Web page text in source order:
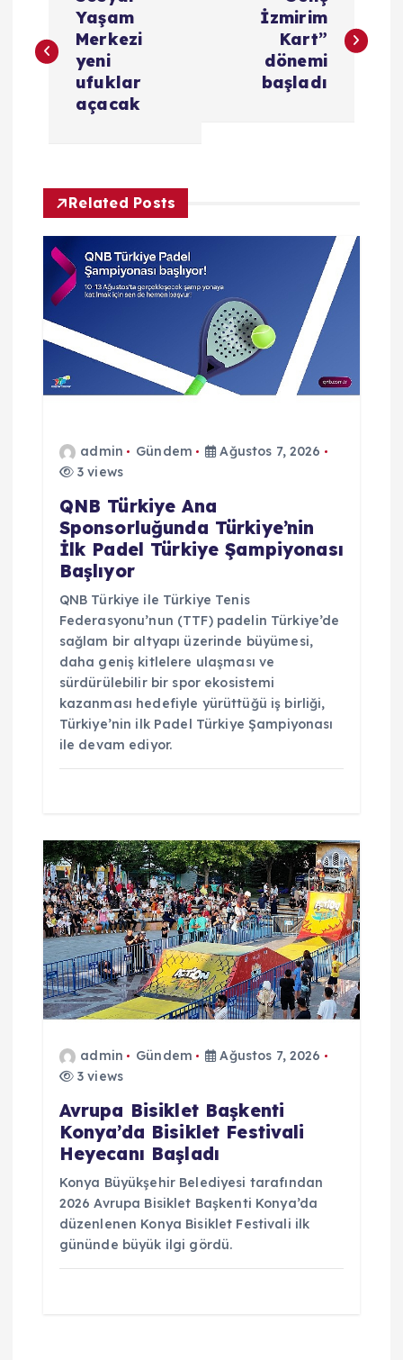
z
e
z
n
m
Yaşam
Merkezi
yeni
ufuklar
açacak
İzmirim
Kart”
dönemi
başladı
Related Posts
admin Gündem
Ağustos 7, 2026
3 views
QNB Türkiye Ana
Sponsorluğunda Türkiye’nin
İlk Padel Türkiye Şampiyonası
Başlıyor
QNB Türkiye ile Türkiye Tenis
Federasyonu’nun (TTF) padelin Türkiye’de
sağlam bir altyapı üzerinde büyümesi,
daha geniş kitlelere ulaşması ve
sürdürülebilir bir spor ekosistemi
kazanması hedefiyle yürüttüğü iş birliği,
Türkiye’nin ilk Padel Türkiye Şampiyonası
ile devam ediyor.
admin Gündem
Ağustos 7, 2026
3 views
Avrupa Bisiklet Başkenti
Konya’da Bisiklet Festivali
Heyecanı Başladı
Konya Büyükşehir Belediyesi tarafından
2026 Avrupa Bisiklet Başkenti Konya’da
düzenlenen Konya Bisiklet Festivali ilk
gününde büyük ilgi gördü.